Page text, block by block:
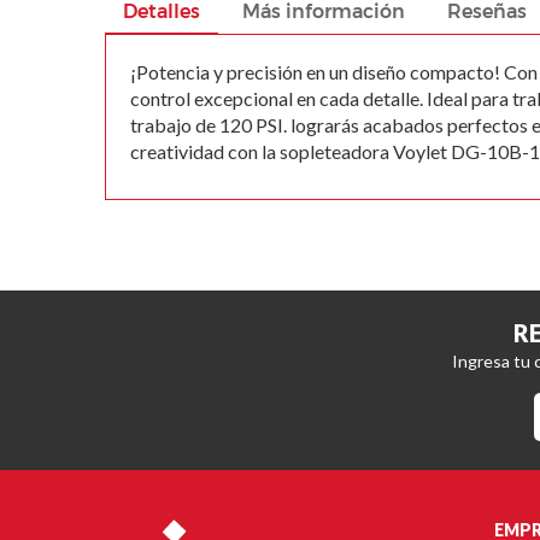
beginning
of
images
gallery
Detalles
¡Potencia y precisión en un diseño compacto!
control excepcional en cada detalle. Ideal para
trabajo de 120 PSI. lograrás acabados perfectos
creatividad con la sopleteadora Voylet DG-10B-
Más información Reseñas
Ingresa tu